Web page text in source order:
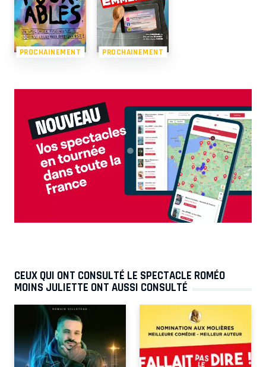
PROCHAINEMENT PROCHAINEMENT
CEUX QUI ONT CONSULTÉ LE SPECTACLE ROMÉO
MOINS JULIETTE ONT AUSSI CONSULTÉ